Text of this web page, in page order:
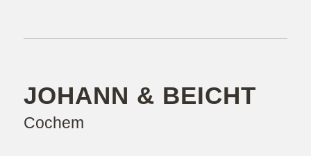
JOHANN & BEICHT
Cochem